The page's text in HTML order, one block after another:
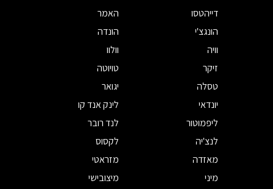
דייהטסו
האמר
הונגצ'י
הונדה
וויה
וולוו
זיקר
טויוטה
טסלה
יגואר
יונדאי
לינק אנד קו
ליפמוטור
לנד רובר
לנצ'יה
לקסוס
מאזדה
מזראטי
מיני
מיצובישי